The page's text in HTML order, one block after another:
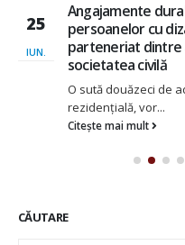
25
IUN.
Angajamente
persoanelor cu
parteneriat dintre
societatea civilă
O sută douăzeci de
rezidențială, vor...
Citește mai mult
CĂUTARE